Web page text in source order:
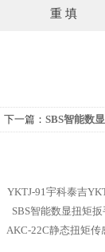
下一篇： SBS智能数
YKTJ-91宇科泰吉
SBS智能数显扭矩扳
AKC-22C静态扭矩传